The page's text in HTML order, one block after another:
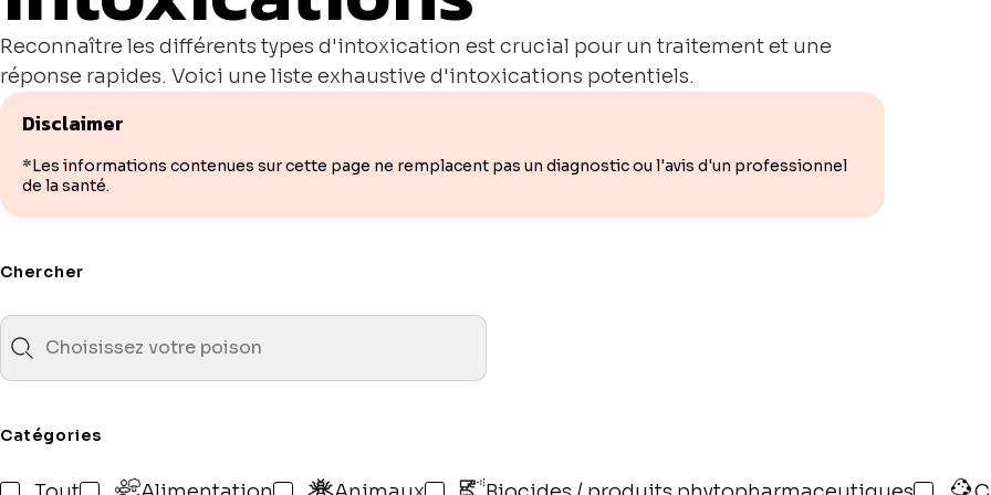
Reconnaître les différents types d'intoxication est crucial pour un traitement et une
réponse rapides. Voici une liste exhaustive d'intoxications potentiels.
Disclaimer
*Les informations contenues sur cette page ne remplacent pas un diagnostic ou l'avis d'un professionnel
de la santé.
Chercher
Catégories